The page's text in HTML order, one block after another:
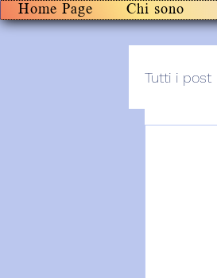
Home Page Chi sono
Tutti i post